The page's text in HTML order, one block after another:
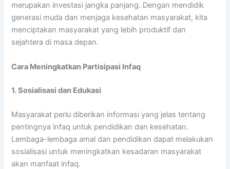
merupakan investasi jangka panjang. Dengan mendidik
generasi muda dan menjaga kesehatan masyarakat, kita
menciptakan masyarakat yang lebih produktif dan
sejahtera di masa depan.
Cara Meningkatkan Partisipasi Infaq
1. Sosialisasi dan Edukasi
Masyarakat perlu diberikan informasi yang jelas tentang
pentingnya infaq untuk pendidikan dan kesehatan.
Lembaga-lembaga amal dan pendidikan dapat melakukan
sosialisasi untuk meningkatkan kesadaran masyarakat
akan manfaat infaq.